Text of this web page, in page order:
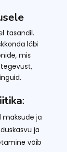
tasandil.
läbi
mis
ja
ja
võib